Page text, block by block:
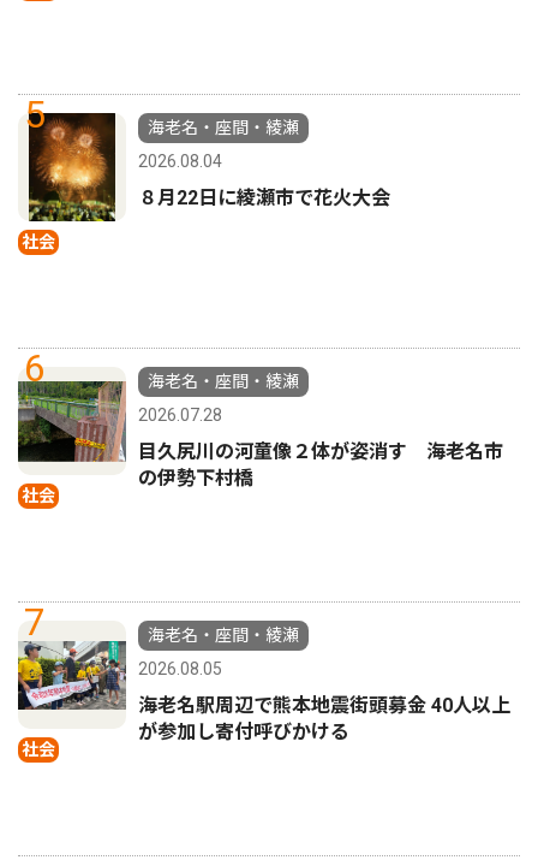
5
社会
海老名・座間・綾瀬
2026.08.04
８月22日に綾瀬市で花火大会
6
社会
海老名・座間・綾瀬
2026.07.28
目久尻川の河童像２体が姿消す 海老名市
の伊勢下村橋
7
社会
海老名・座間・綾瀬
2026.08.05
海老名駅周辺で熊本地震街頭募金 40人以上
が参加し寄付呼びかける